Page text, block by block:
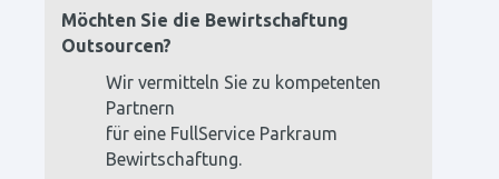
Möchten Sie die Bewirtschaftung
Outsourcen?
Wir vermitteln Sie zu kompetenten
Partnern
für eine FullService Parkraum
Bewirtschaftung.